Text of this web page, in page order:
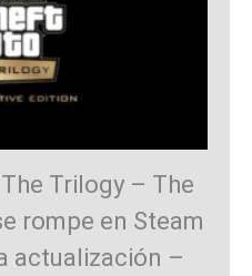
Trilogy – The
rompe en Steam
actualización –